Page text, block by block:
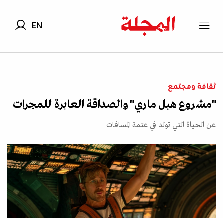
EN
ثقافة ومجتمع
"مشروع هيل ماري" والصداقة العابرة للمجرات
عن الحياة التي تولد في عتمة المسافات